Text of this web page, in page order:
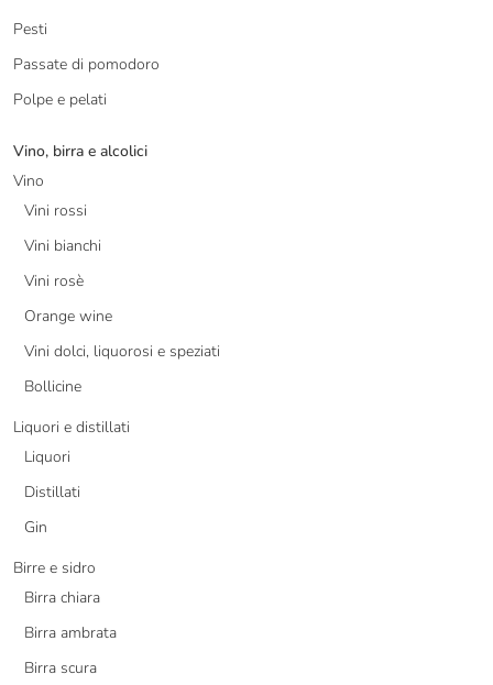
Pesti
Passate di pomodoro
Polpe e pelati
Vino, birra e alcolici
Vino
Vini rossi
Vini bianchi
Vini rosè
Orange wine
Vini dolci, liquorosi e speziati
Bollicine
Liquori e distillati
Liquori
Distillati
Gin
Birre e sidro
Birra chiara
Birra ambrata
Birra scura